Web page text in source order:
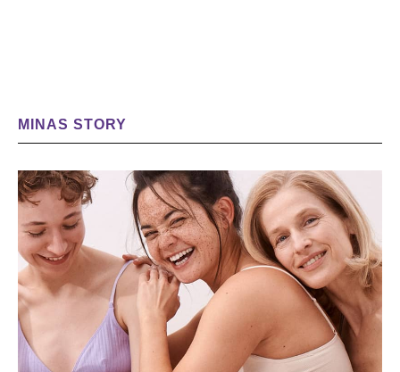
MINAS STORY